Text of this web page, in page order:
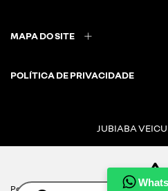
MAPA DO SITE
POLÍTICA DE PRIVACIDADE
JUBIABA
Para otimizar sua experiência durante